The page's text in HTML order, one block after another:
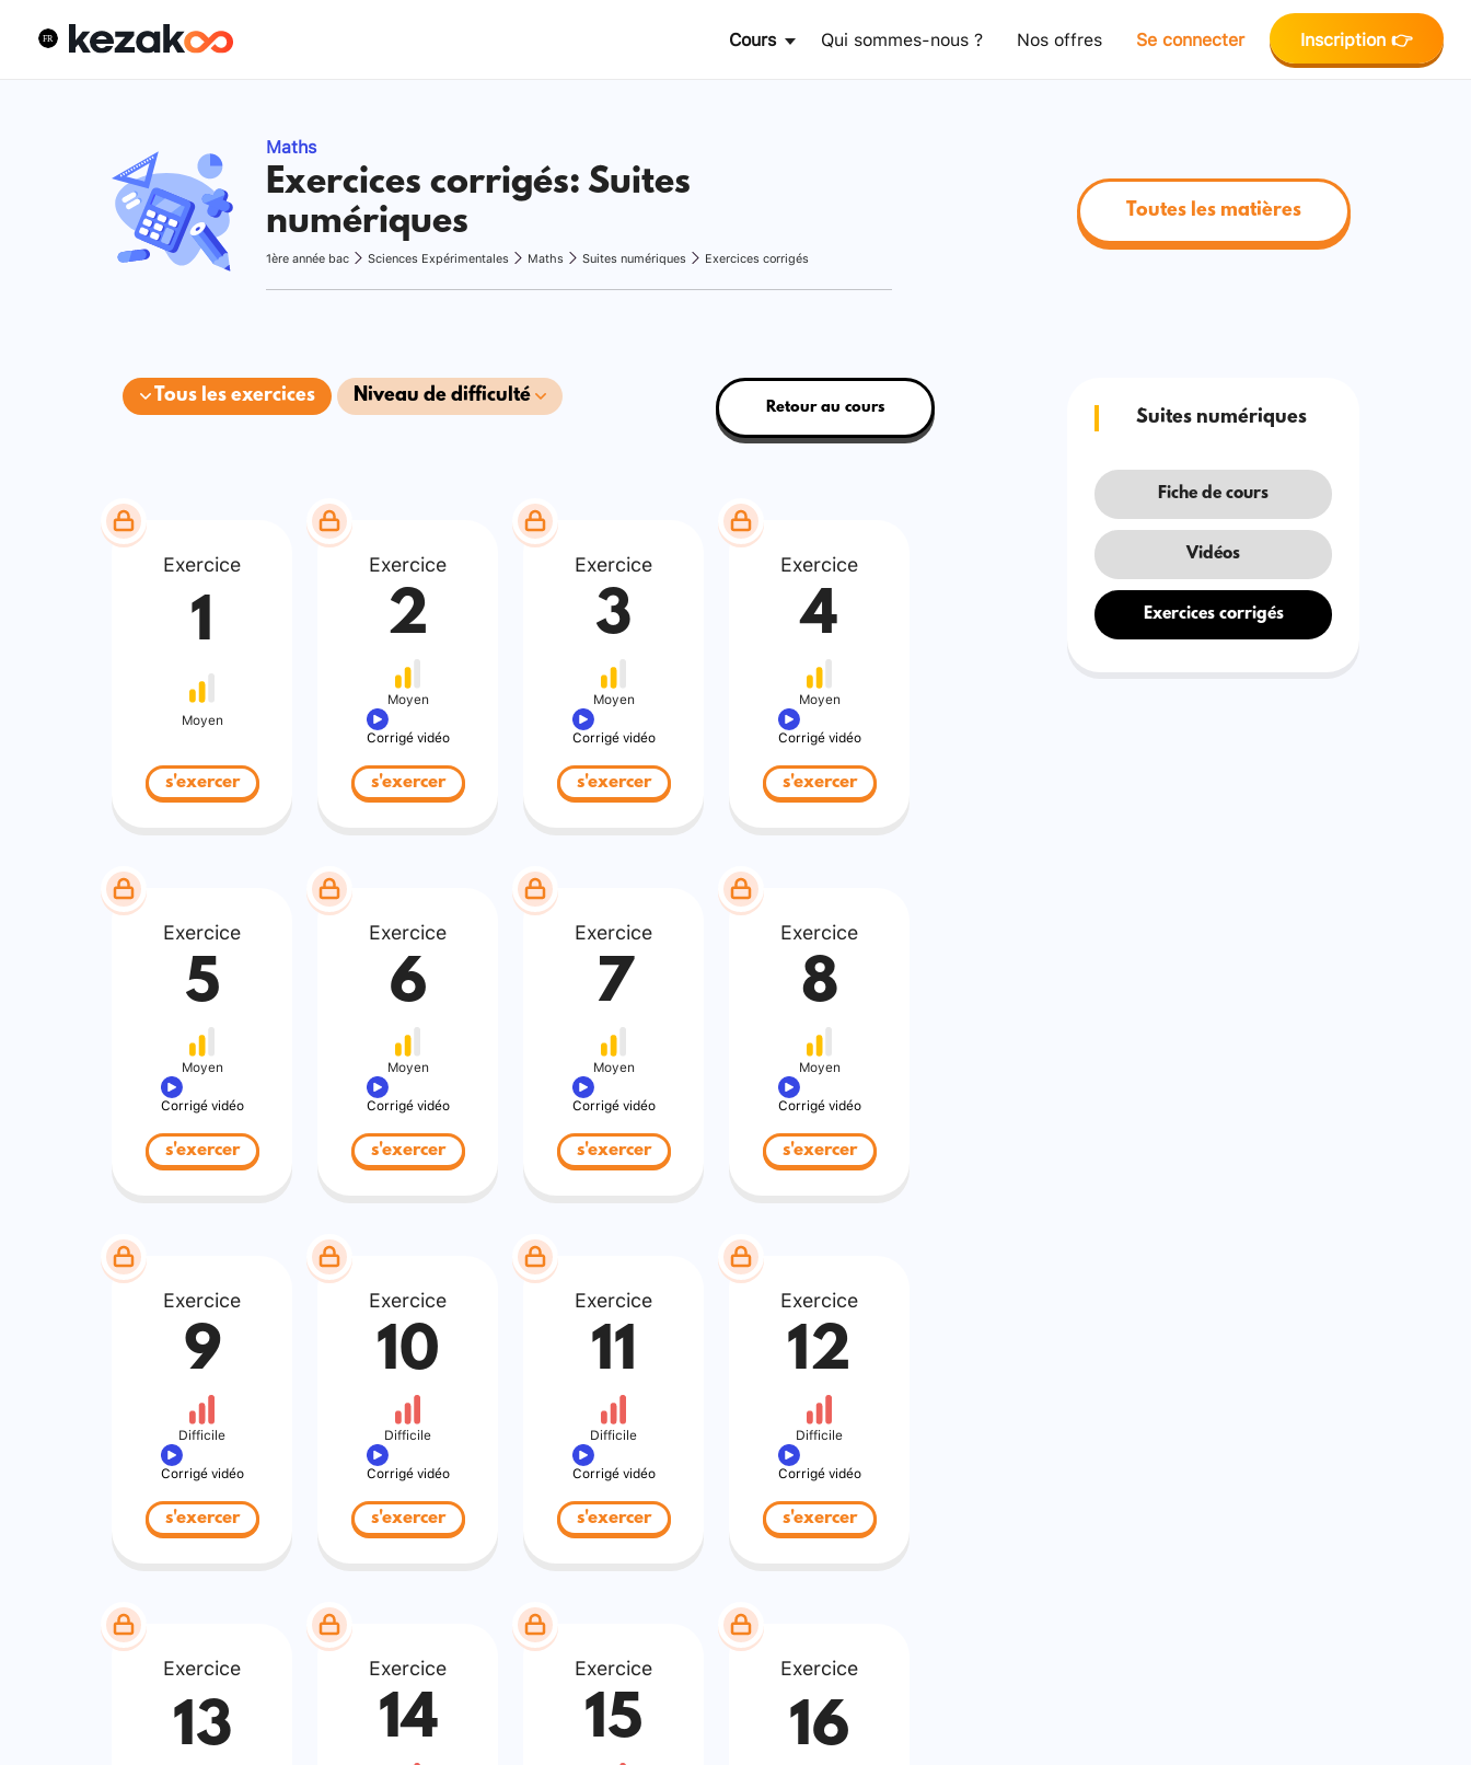
Cours Qui sommes-nous ? Nos offres Se connecter Inscription 👉
Maths
Exercices corrigés: Suites
numériques
1ère année bac Sciences Expérimentales Maths Suites numériques Exercices corrigés
Toutes les matières
Tous les exercices Niveau de difficulté
Retour au cours
Exercice
1
Moyen
s'exercer
Exercice
2
Moyen
Corrigé vidéo
s'exercer
Exercice
3
Moyen
Corrigé vidéo
s'exercer
Exercice
4
Moyen
Corrigé vidéo
s'exercer
Exercice
5
Moyen
Corrigé vidéo
s'exercer
Exercice
6
Moyen
Corrigé vidéo
s'exercer
Exercice
7
Moyen
Corrigé vidéo
s'exercer
Exercice
8
Moyen
Corrigé vidéo
s'exercer
Exercice
9
Difficile
Corrigé vidéo
s'exercer
Exercice
10
Difficile
Corrigé vidéo
s'exercer
Exercice
11
Difficile
Corrigé vidéo
s'exercer
Exercice
12
Difficile
Corrigé vidéo
s'exercer
Exercice
13
Exercice
14
Exercice
15
Exercice
16
Suites numériques
Fiche de cours
Vidéos
Exercices corrigés